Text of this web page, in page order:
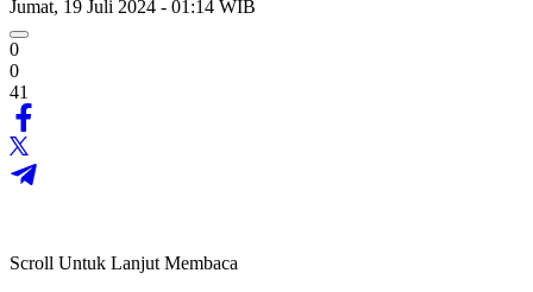
Jumat, 19 Juli 2024 - 01:14 WIB
0
0
41
Scroll Untuk Lanjut Membaca